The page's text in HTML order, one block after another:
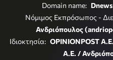
Domain name:
Νόμιμος Εκπρόσωπος -
Ανδριόπουλος
Ιδιοκτησία: OPINIONPOST A.E.
Α.Ε. /